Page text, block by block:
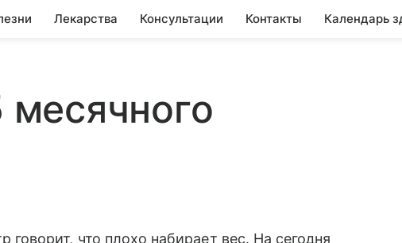
Лекарства Консультации Контакты Календарь
что плохо набирает вес. На сегодня